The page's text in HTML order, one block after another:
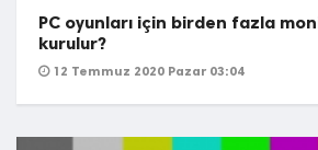
PC oyunları için birden fazla
kurulur?
12 Temmuz 2020 Pazar 03:04